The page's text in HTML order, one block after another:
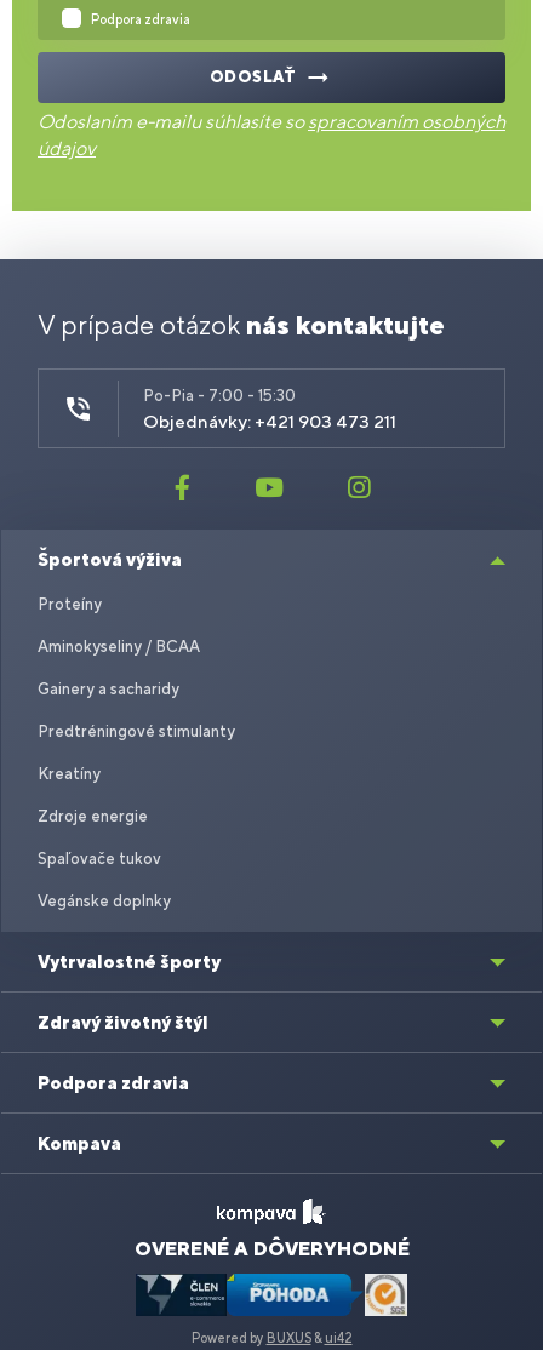
Podpora zdravia
ODOSLAŤ
Odoslaním e-mailu súhlasíte sospracovaním osobných
údajov
V prípade otázok nás kontaktujte
Po-Pia - 7:00 - 15:30
Objednávky: +421 903 473 211
Športová výživa
Proteíny
Aminokyseliny / BCAA
Gainery a sacharidy
Predtréningové stimulanty
Kreatíny
Zdroje energie
Spaľovače tukov
Vegánske doplnky
Vytrvalostné športy
Zdravý životný štýl
Podpora zdravia
Kompava
OVERENÉ A DÔVERYHODNÉ
Powered by BUXUS& ui42